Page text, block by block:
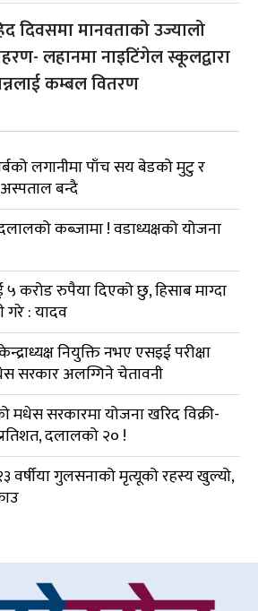
दिवसमा मानवताको उज्यालो
लहानमा नाइटिंगेल स्कूलद्वारा
कम्बल वितरण
लगानीमा पाँच सय बेडको मुटु र
बन्दै
कब्जामा ! वडाध्यक्षको योजना
करोड रुपैया दिएको छु, हिसाब माग्दा
गरे : यादव
नियुक्ति नभए एसइई परीक्षा
सरकार अलग्गिने चेतावनी
मधेस सरकारमा योजना खरिद विक्री-
दलालको २० !
वर्षीया गुलसनाको मृत्यूको रहस्य खुल्यो,